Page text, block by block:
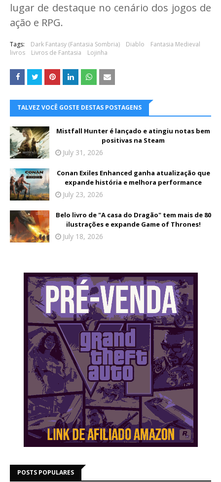
lugar de destaque no cenário dos jogos de
ação e RPG.
Tags: Dark Fantasy (Fantasia Sombria) Diablo
Fantasia Medieval
livros
Livros de Fantasia Lojinha
TALVEZ VOCÊ GOSTE DESTAS POSTAGENS
Mistfall Hunter é lançado e atingiu notas bem
positivas na Steam
July 31, 2026
Conan Exiles Enhanced ganha atualização que
expande história e melhora performance
July 23, 2026
Belo livro de "A casa do Dragão" tem mais de 80
ilustrações e expande Game of Thrones!
July 18, 2026
POSTS POPULARES